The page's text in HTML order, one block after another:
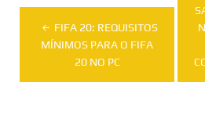
de
Post
FIFA 20: REQUISITOS
MÍNIMOS PARA O FIFA
20 NO PC